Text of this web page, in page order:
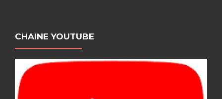
CHAINE YOUTUBE